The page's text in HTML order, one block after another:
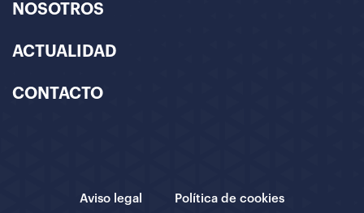
NOSOTROS
ACTUALIDAD
CONTACTO
Aviso legal Política de cookies